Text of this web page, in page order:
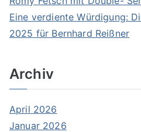
Eine verdiente Würdigung:
2025 für Bernhard Reißner
Archiv
April 2026
Januar 2026